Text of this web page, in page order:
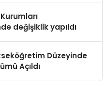
değişiklik yapıldı
Düzeyinde
Açıldı